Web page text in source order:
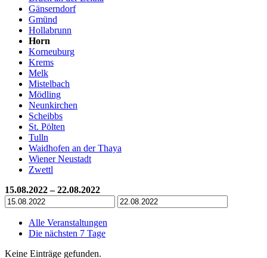
Gänserndorf
Gmünd
Hollabrunn
Horn
Korneuburg
Krems
Melk
Mistelbach
Mödling
Neunkirchen
Scheibbs
St. Pölten
Tulln
Waidhofen an der Thaya
Wiener Neustadt
Zwettl
15.08.2022 – 22.08.2022
Alle Veranstaltungen
Die nächsten 7 Tage
Keine Einträge gefunden.